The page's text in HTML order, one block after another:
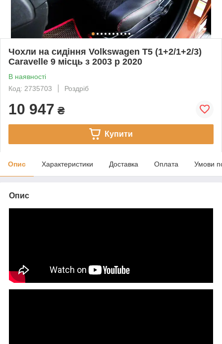
Чохли на сидіння Volkswagen T5 (1+2/1+2/3)
Caravelle 9 місць з 2003 р 2020
В наявності
Код: 2735703
Роздріб
10 947 ₴
Купити
Опис Характеристики Доставка Оплата Умови
Опис